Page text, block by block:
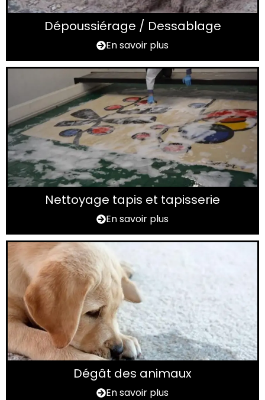
Dépoussiérage / Dessablage
En savoir plus
Nettoyage tapis et tapisserie
En savoir plus
Dégât des animaux
En savoir plus